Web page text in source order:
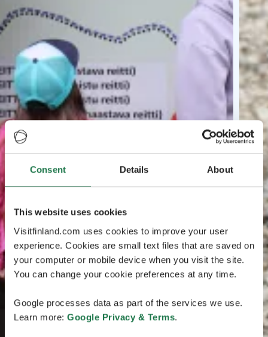
Consent Details About
This website uses cookies
Visitfinland.com uses cookies to improve your user
experience. Cookies are small text files that are saved on
your computer or mobile device when you visit the site.
You can change your cookie preferences at any time.
Google processes data as part of the services we use.
Learn more: Google Privacy & Terms.